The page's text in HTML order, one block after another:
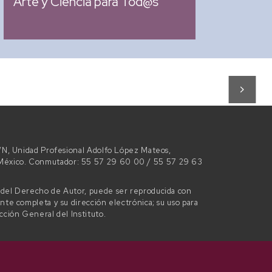
Unidad Profesional Adolfo López Mateos,
Conmutador: 55 57 29 60 00 / 55 57 29 63
Derecho de Autor, puede ser reproducida con
completa y su dirección electrónica; su uso para
General del Instituto.